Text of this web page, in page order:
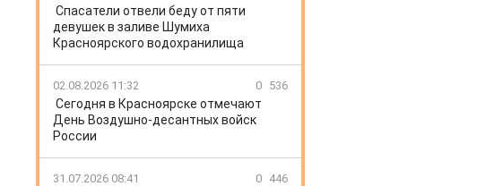
Спасатели отвели беду от пяти
девушек в заливе Шумиха
Красноярского водохранилища
02.08.2026 11:32 0 536
Сегодня в Красноярске отмечают
День Воздушно-десантных войск
России
31.07.2026 08:41 0 446